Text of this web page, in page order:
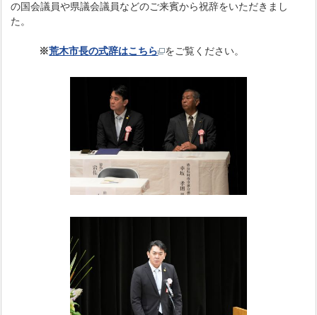
の国会議員や県議会議員などのご来賓から祝辞をいただきまし
た。
※荒木市長の式辞はこちら をご覧ください。